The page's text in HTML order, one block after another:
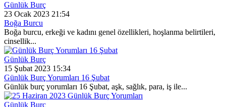
Günlük Burç
23 Ocak 2023 21:54
Boğa Burcu
Boğa burcu, erkeği ve kadını genel özellikleri, hoşlanma belirtileri,
cinsellik...
Günlük Burç
15 Şubat 2023 15:34
Günlük Burç Yorumları 16 Şubat
Günlük burç yorumları 16 Şubat, aşk, sağlık, para, iş ile...
Günlük Burç